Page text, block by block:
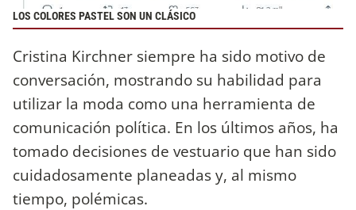
LOS COLORES PASTEL SON UN CLÁSICO
Cristina Kirchner siempre ha sido motivo de
conversación, mostrando su habilidad para
utilizar la moda como una herramienta de
comunicación política. En los últimos años, ha
tomado decisiones de vestuario que han sido
cuidadosamente planeadas y, al mismo
tiempo, polémicas.